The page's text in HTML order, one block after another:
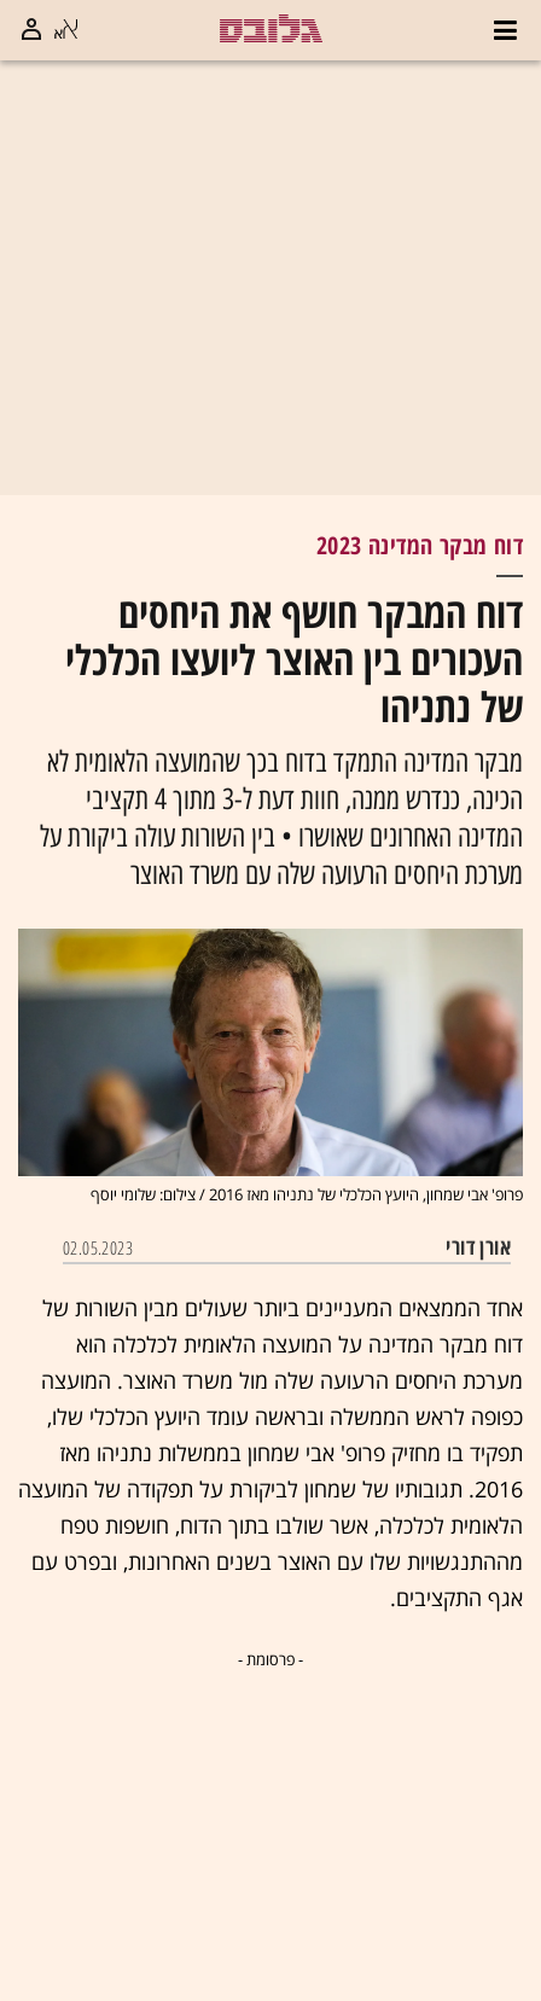
דוח מבקר המדינה 2023
דוח המבקר חושף את היחסים
העכורים בין האוצר ליועצו הכלכלי
של נתניהו
מבקר המדינה התמקד בדוח בכך שהמועצה הלאומית לא
הכינה, כנדרש ממנה, חוות דעת ל-3 מתוך 4 תקציבי
המדינה האחרונים שאושרו • בין השורות עולה ביקורת על
מערכת היחסים הרעועה שלה עם משרד האוצר
פרופ' אבי שמחון, היועץ הכלכלי של נתניהו מאז 2016 / צילום: שלומי יוסף
אורן דורי 02.05.2023
אחד הממצאים המעניינים ביותר שעולים מבין השורות של
דוח מבקר המדינה על המועצה הלאומית לכלכלה הוא
מערכת היחסים הרעועה שלה מול משרד האוצר. המועצה
כפופה לראש הממשלה ובראשה עומד היועץ הכלכלי שלו,
תפקיד בו מחזיק פרופ' אבי שמחון בממשלות נתניהו מאז
2016. תגובותיו של שמחון לביקורת על תפקודה של המועצה
הלאומית לכלכלה, אשר שולבו בתוך הדוח, חושפות טפח
מההתנגשויות שלו עם האוצר בשנים האחרונות, ובפרט עם
אגף התקציבים.
- פרסומת -